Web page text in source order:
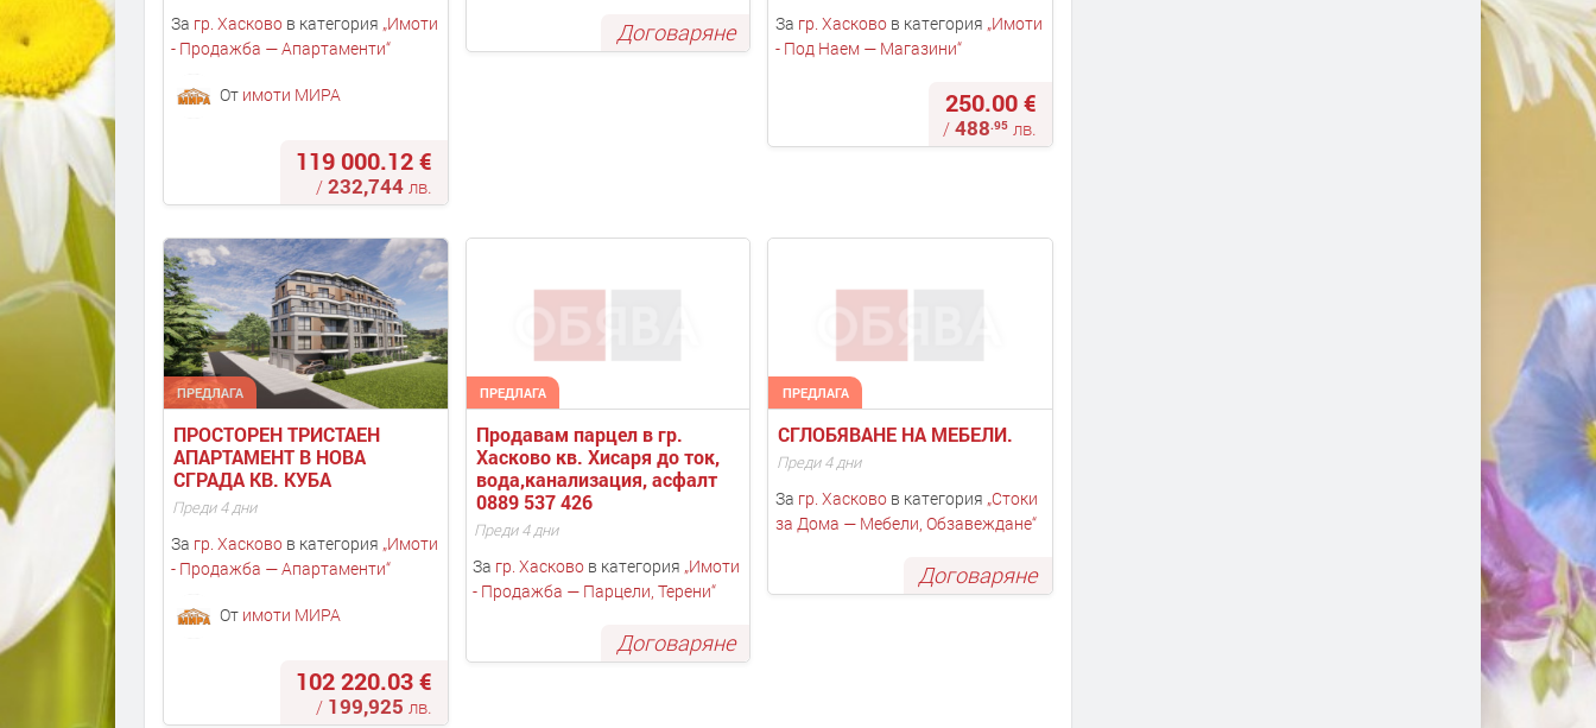
За гр. Хасковов категория „Имоти
- Продажба — Апартаменти“
От имоти МИРА
119 000.12 €
/ 232,744лв.
Договаряне За гр. Хасковов категория „Имоти
- Под Наем — Магазини“
250.00 €
/488.95 лв.
ПРЕДЛАГА
ПРОСТОРЕН ТРИСТАЕН
АПАРТАМЕНТ В НОВА
СГРАДА КВ. КУБА
Преди 4 дни
За гр. Хасковов категория „Имоти
- Продажба — Апартаменти“
От имоти МИРА
102 220.03 €
/ 199,925 лв.
ПРЕДЛАГА
Продавам парцел в гр.
Хасково кв. Хисаря до ток,
вода,канализация, асфалт
0889 537 426
Преди 4 дни
За гр. Хасково в категория „Имоти
- Продажба — Парцели, Терени“
Договаряне
ПРЕДЛАГА
СГЛОБЯВАНЕ НА МЕБЕЛИ.
Преди 4 дни
За гр. Хасковов категория „Стоки
за Дома — Мебели, Обзавеждане“
Договаряне